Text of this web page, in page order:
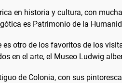
en historia y cultura, con
es Patrimonio de la
es otro de los favoritos de los
en el arte, el Museo Ludwig
de Colonia, con sus